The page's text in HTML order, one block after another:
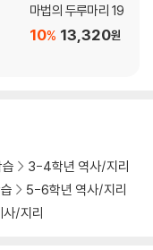
마법의 두루마리 19
13,320원
10%
3-4학년 역사/지리
5-6학년 역사/지리
/지리